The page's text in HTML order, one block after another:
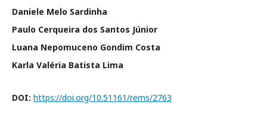
Daniele Melo Sardinha
Paulo Cerqueira dos Santos Júnior
Luana Nepomuceno Gondim Costa
Karla Valéria Batista Lima
DOI: https://doi.org/10.51161/rems/2763